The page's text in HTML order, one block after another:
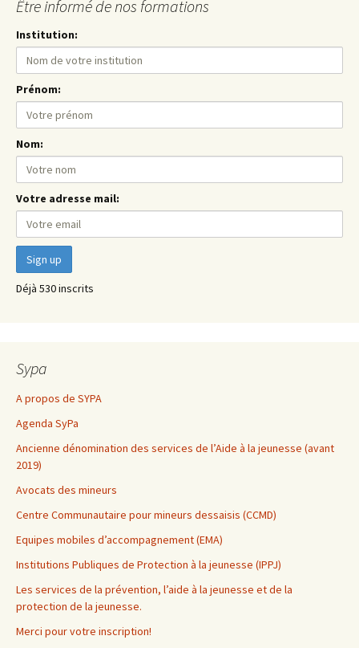
Être informé de nos formations
Institution:
Prénom:
Nom:
Votre adresse mail:
Déjà 530 inscrits
Sypa
A propos de SYPA
Agenda SyPa
Ancienne dénomination des services de l’Aide à la jeunesse (avant
2019)
Avocats des mineurs
Centre Communautaire pour mineurs dessaisis (CCMD)
Equipes mobiles d’accompagnement (EMA)
Institutions Publiques de Protection à la jeunesse (IPPJ)
Les services de la prévention, l’aide à la jeunesse et de la
protection de la jeunesse.
Merci pour votre inscription!